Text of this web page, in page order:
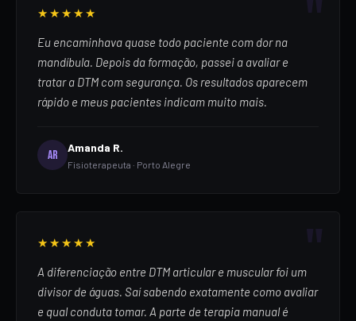
★★★★★
Eu encaminhava quase todo paciente com dor na
mandíbula. Depois da formação, passei a avaliar e
tratar a DTM com segurança. Os resultados aparecem
rápido e meus pacientes indicam muito mais.
AR
Amanda R.
Fisioterapeuta · Porto Alegre
★★★★★
A diferenciação entre DTM articular e muscular foi um
divisor de águas. Saí sabendo exatamente como avaliar
e qual conduta tomar. A parte de terapia manual é